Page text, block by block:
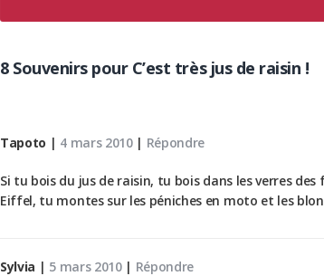
8 Souvenirs pour C’est très jus de raisin !
Tapoto | 4 mars 2010| Répondre
Si tu bois du jus de raisin, tu bois dans les verres
Eiffel, tu montes sur les péniches en moto et les
Sylvia | 5 mars 2010| Répondre